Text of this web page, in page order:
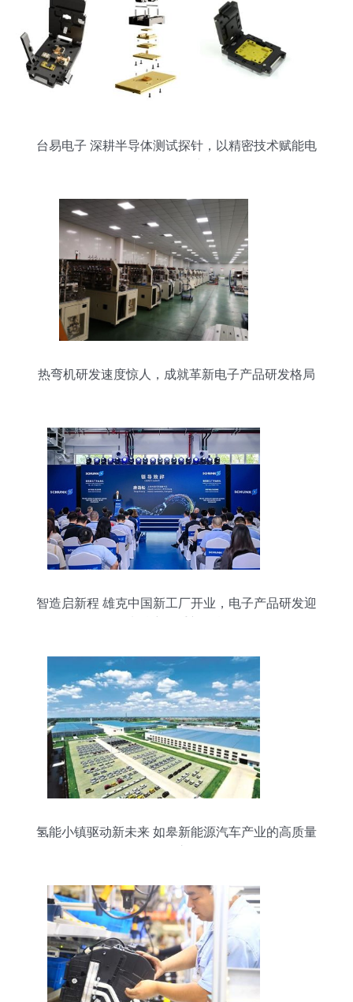
台易电子 深耕半导体测试探针，以精密技术赋能电
热弯机研发速度惊人，成就革新电子产品研发格局
智造启新程 雄克中国新工厂开业，电子产品研发迎
氢能小镇驱动新未来 如皋新能源汽车产业的高质量